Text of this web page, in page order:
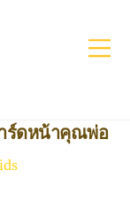
าร์ดหน้าคุณพ่อ